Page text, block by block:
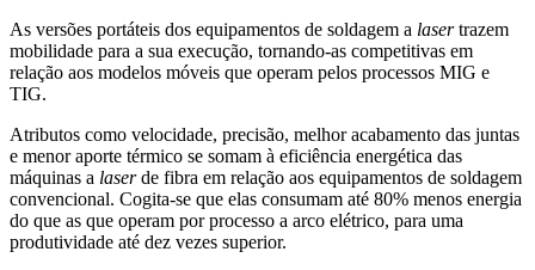
As versões portáteis dos equipamentos de soldagem a lasertrazem
mobilidade para a sua execução, tornando-as competitivas em
relação aos modelos móveis que operam pelos processos MIG e
TIG.
Atributos como velocidade, precisão, melhor acabamento das juntas
e menor aporte térmico se somam à eficiência energética das
máquinas a laserde fibra em relação aos equipamentos de soldagem
convencional. Cogita-se que elas consumam até 80% menos energia
do que as que operam por processo a arco elétrico, para uma
produtividade até dez vezes superior.